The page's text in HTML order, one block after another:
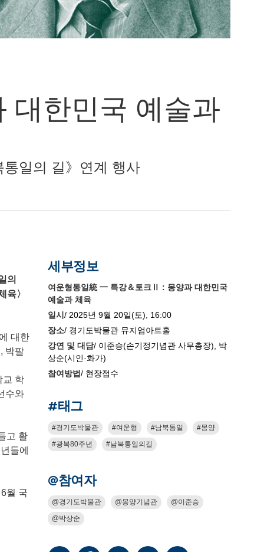
한민국 예술과
일의 길》연계 행사
의
육〉
대한
박팔
교 학
수와
고 활
들에
월 국
세부정보
여운형통일統 一 특강＆토크Ⅱ : 몽양과 대한민국
예술과 체육
일시/ 2025년 9월 20일(토), 16:00
장소/ 경기도박물관 뮤지엄아트홀
강연 및 대담/ 이준승(손기정기념관 사무총장), 박
상순(시인·화가)
참여방법/ 현장접수
#태그
경기도박물관 여운형 남북통일
몽양
광복80주년
남북통일의길
@참여자
경기도박물관 몽양기념관
이준승
박상순